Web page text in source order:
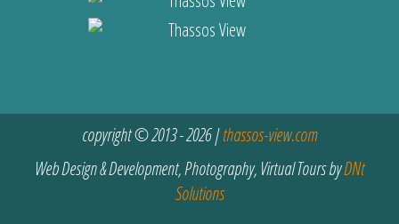
copyright © 2013 - 2026 |thassos-view.com
Web Design & Development, Photography, Virtual Tours byDNt
Solutions